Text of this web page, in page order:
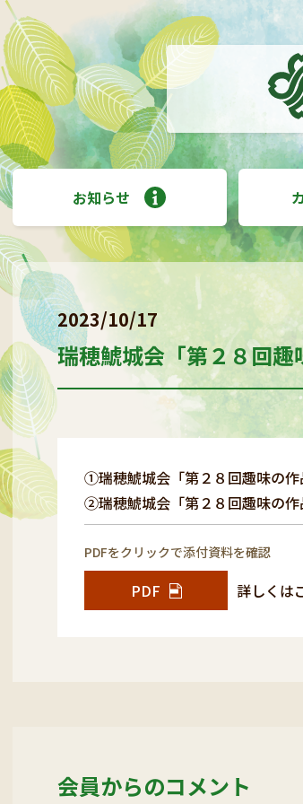
お知らせ
2023/10/17
瑞穂鯱城会「第２８回
①瑞穂鯱城会「第２８回趣味の作
②瑞穂鯱城会「第２８回趣味の作
PDFをクリックで添付資料を確認
PDF 詳しくは
会員からのコメント